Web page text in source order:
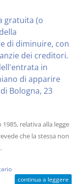
gratuita (o
di diminuire, con
dei creditori.
in
di apparire
Bologna, 23
1985, relativa alla legge
che la stessa non
continua a leggere